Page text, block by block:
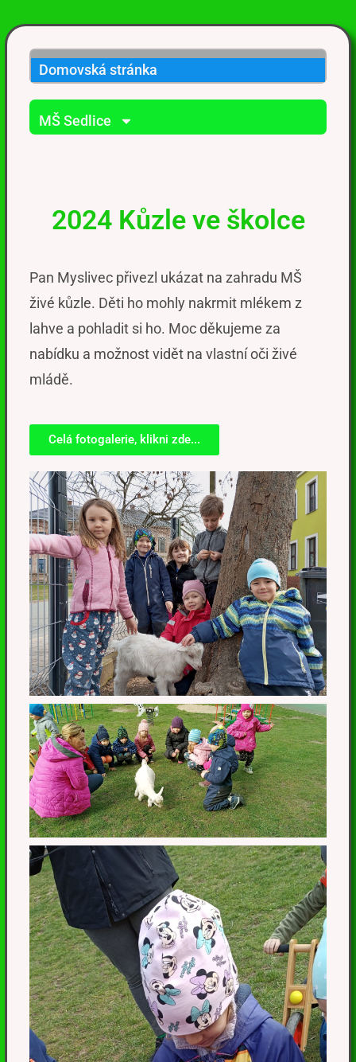
Domovská stránka
MŠ Sedlice
2024 Kůzle ve školce
Pan Myslivec přivezl ukázat na zahradu MŠ
živé kůzle. Děti ho mohly nakrmit mlékem z
lahve a pohladit si ho. Moc děkujeme za
nabídku a možnost vidět na vlastní oči živé
mládě.
Celá fotogalerie, klikni zde...